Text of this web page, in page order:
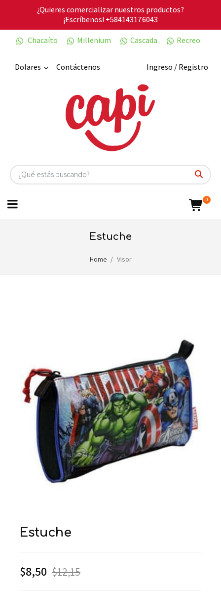
¿Quieres comercializar nuestros productos?
¡Escríbenos!+584143176043
Chacaíto
Millenium Cascada Recreo
Dolares Ingreso / Registro
Contáctenos
0
estuche
Home Visor
estuche
$8,50 $12,15